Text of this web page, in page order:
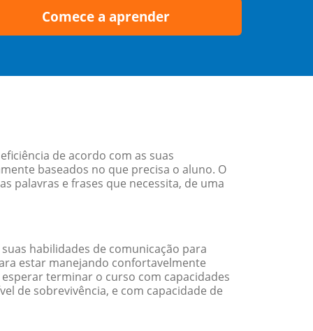
Comece a aprender
de acordo com as suas
baseados no que precisa o aluno. O
palavras e frases que necessita, de uma
habilidades de comunicação para
estar manejando confortavelmente
terminar o curso com capacidades
de sobrevivência, e com capacidade de